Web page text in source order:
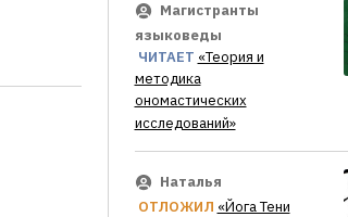
Магистранты
языковеды
ЧИТАЕТ «Теория и
методика
ономастических
исследований»
Наталья
ОТЛОЖИЛ «Йога Тени